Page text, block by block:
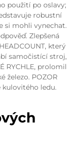
použití po oslavy;
robustní
si mohli vynechat.
Zlepšená
který
samočistící stroj,
RYCHLE, prolomil
železo. POZOR
kulovitého ledu.